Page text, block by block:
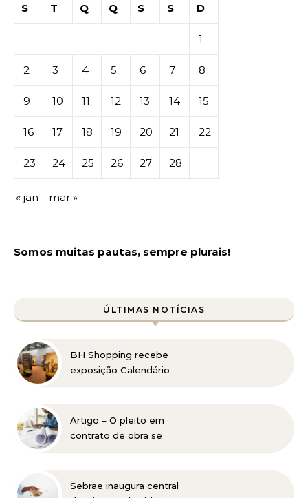
S
T Q Q S S D
1
2 3 4 5 6 7 8
9 10 11 12 13 14 15
16 17 18 19 20 21 22
23 24 25 26 27 28
« jan mar »
Somos muitas pautas, sempre plurais!
ÚLTIMAS NOTÍCIAS
BH Shopping recebe
exposição Calendário
social
Artigo – O pleito em
contrato de obra se
Sebrae inaugura central